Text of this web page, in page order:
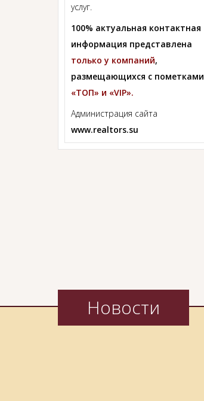
услуг.
100% актуальная контактная
информация представлена
только у компаний,
размещающихся с пометками
«ТОП» и «VIP».
Администрация сайта
www.realtors.su
Новости